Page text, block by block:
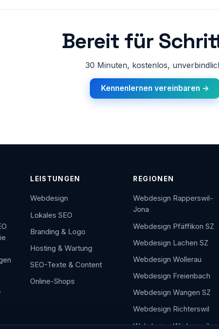
Bereit für
30 Minuten, kostenlos,
Kennenlernen vereinbaren →
LEISTUNGEN
Webdesign
Lokales SEO
Branding & Logo
Hosting & Wartung
SEO-Texte & Content
Online-Shops
REGIONEN
Webdesign Rapperswil-
Jona
Webdesign Pfäffikon SZ
Webdesign Lachen SZ
Webdesign Wollerau
Webdesign Freienbach
Webdesign Wangen SZ
Webdesign Richterswil
Webdesign Wädenswil